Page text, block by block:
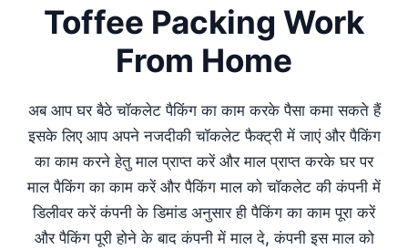
Toffee Packing Work
From Home
अब आप घर बैठे चॉकलेट पैकिंग का काम करके पैसा कमा सकते हैं
इसके लिए आप अपने नजदीकी चॉकलेट फैक्ट्री में जाएं और पैकिंग
का काम करने हेतु माल प्राप्त करें और माल प्राप्त करके घर पर
माल पैकिंग का काम करें और पैकिंग माल को चॉकलेट की कंपनी में
डिलीवर करें कंपनी के डिमांड अनुसार ही पैकिंग का काम पूरा करें
और पैकिंग पूरी होने के बाद कंपनी में माल दे, कंपनी इस माल को